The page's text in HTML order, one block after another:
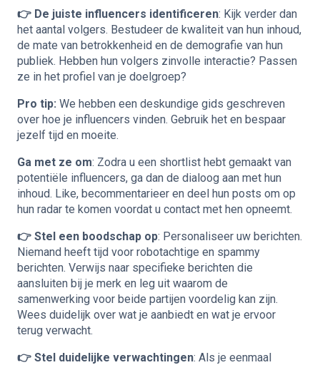
👉 De juiste influencers identificeren: Kijk verder dan
het aantal volgers. Bestudeer de kwaliteit van hun inhoud,
de mate van betrokkenheid en de demografie van hun
publiek. Hebben hun volgers zinvolle interactie? Passen
ze in het profiel van je doelgroep?
Pro tip: We hebben een deskundige gids geschreven
over hoe je influencers vinden. Gebruik het en bespaar
jezelf tijd en moeite.
Ga met ze om: Zodra u een shortlist hebt gemaakt van
potentiële influencers, ga dan de dialoog aan met hun
inhoud. Like, becommentarieer en deel hun posts om op
hun radar te komen voordat u contact met hen opneemt.
👉 Stel een boodschap op: Personaliseer uw berichten.
Niemand heeft tijd voor robotachtige en spammy
berichten. Verwijs naar specifieke berichten die
aansluiten bij je merk en leg uit waarom de
samenwerking voor beide partijen voordelig kan zijn.
Wees duidelijk over wat je aanbiedt en wat je ervoor
terug verwacht.
👉 Stel duidelijke verwachtingen: Als je eenmaal